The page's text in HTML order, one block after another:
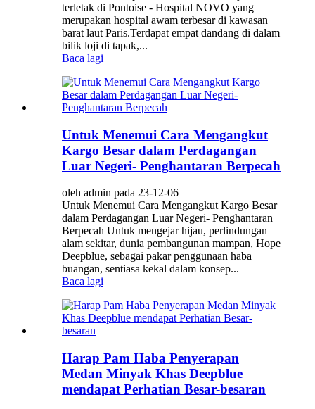
terletak di Pontoise - Hospital NOVO yang
merupakan hospital awam terbesar di kawasan
barat laut Paris.Terdapat empat dandang di dalam
bilik loji di tapak,...
Baca lagi
Untuk Menemui Cara Mengangkut
Kargo Besar dalam Perdagangan
Luar Negeri- Penghantaran Berpecah
oleh admin pada 23-12-06
Untuk Menemui Cara Mengangkut Kargo Besar
dalam Perdagangan Luar Negeri- Penghantaran
Berpecah Untuk mengejar hijau, perlindungan
alam sekitar, dunia pembangunan mampan, Hope
Deepblue, sebagai pakar penggunaan haba
buangan, sentiasa kekal dalam konsep...
Baca lagi
Harap Pam Haba Penyerapan
Medan Minyak Khas Deepblue
mendapat Perhatian Besar-besaran